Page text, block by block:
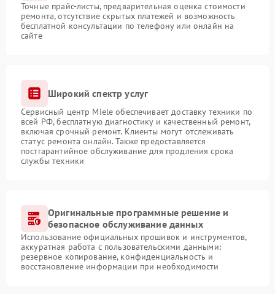
Точные прайс-листы, предварительная оценка стоимости
ремонта, отсутствие скрытых платежей и возможность
бесплатной консультации по телефону или онлайн на
сайте
Широкий спектр услуг
Сервисный центр Miele обеспечивает доставку техники по
всей РФ, бесплатную диагностику и качественный ремонт,
включая срочный ремонт. Клиенты могут отслеживать
статус ремонта онлайн. Также предоставляется
постгарантийное обслуживание для продления срока
службы техники
Оригинальные программные решение и
безопасное обслуживание данных
Использование официальных прошивок и инструментов,
аккуратная работа с пользовательскими данными:
резервное копирование, конфиденциальность и
восстановление информации при необходимости